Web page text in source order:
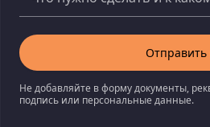
Отправить
Не добавляйте в форму документы,
подпись или персональные данные.